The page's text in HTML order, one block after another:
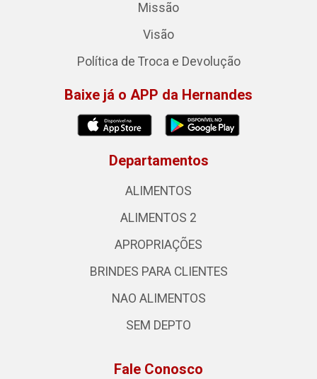
Missão
Visão
Política de Troca e Devolução
Baixe já o APP da Hernandes
Departamentos
ALIMENTOS
ALIMENTOS 2
APROPRIAÇÕES
BRINDES PARA CLIENTES
NAO ALIMENTOS
SEM DEPTO
Fale Conosco